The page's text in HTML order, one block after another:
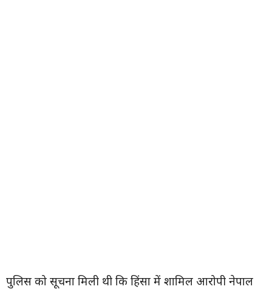
पुलिस को सूचना मिली थी कि हिंसा में शामिल आरोपी नेपाल